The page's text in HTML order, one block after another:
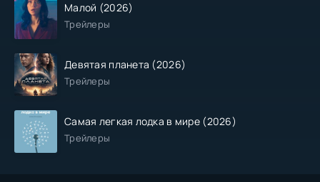
Малой (2026)
Трейлеры
Девятая планета (2026)
Трейлеры
Самая легкая лодка в мире (2026)
Трейлеры